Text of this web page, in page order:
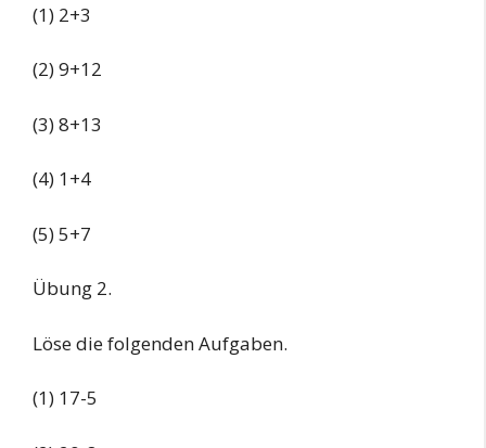
(1) 2+3
(2) 9+12
(3) 8+13
(4) 1+4
(5) 5+7
Übung 2.
Löse die folgenden Aufgaben.
(1) 17-5